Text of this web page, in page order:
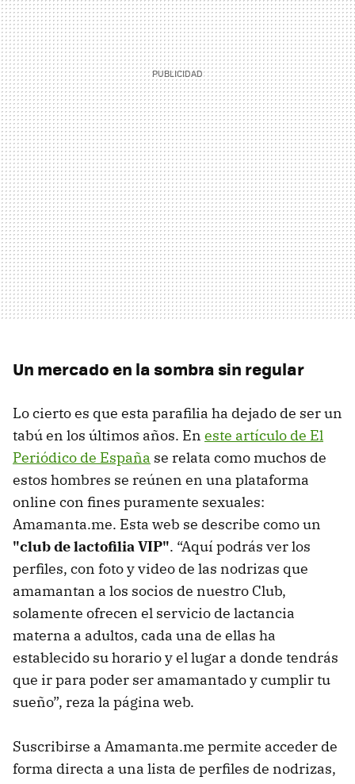
Un mercado en la sombra sin regular
Lo cierto es que esta parafilia ha dejado de ser un
tabú en los últimos años. En este artículo de El
Periódico de España se relata como muchos de
estos hombres se reúnen en una plataforma
online con fines puramente sexuales:
Amamanta.me. Esta web se describe como un
"club de lactofilia VIP". “Aquí podrás ver los
perfiles, con foto y video de las nodrizas que
amamantan a los socios de nuestro Club,
solamente ofrecen el servicio de lactancia
materna a adultos, cada una de ellas ha
establecido su horario y el lugar a donde tendrás
que ir para poder ser amamantado y cumplir tu
sueño”, reza la página web.
Suscribirse a Amamanta.me permite acceder de
forma directa a una lista de perfiles de nodrizas,